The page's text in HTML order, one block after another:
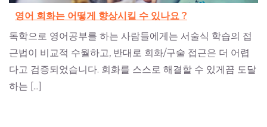
영어 회화는 어떻게 향상시킬 수 있나요 ?
독학으로 영어공부를 하는 사람들에게는 서술식 학습의 접
근법이 비교적 수월하고, 반대로 회화/구술 접근은 더 어렵
다고 검증되었습니다. 회화를 스스로 해결할 수 있게끔 도달
하는 [...]